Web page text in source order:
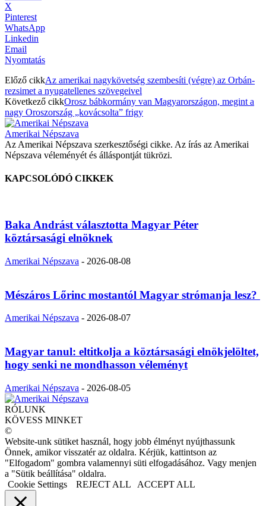
X
Pinterest
WhatsApp
Linkedin
Email
Nyomtatás
Előző cikkAz amerikai nagykövetség szembesíti (végre) az Orbán-
rezsimet a nyugatellenes szövegeivel
Következő cikkOrosz bábkormány van Magyarországon, megint a
nagy Oroszország „kovácsolta” frigy
Amerikai Népszava
Az Amerikai Népszava szerkesztőségi cikke. Az írás az Amerikai
Népszava véleményét és álláspontját tükrözi.
KAPCSOLÓDÓ CIKKEK
Baka Andrást választotta Magyar Péter
köztársasági elnöknek
Amerikai Népszava - 2026-08-08
Mészáros Lőrinc mostantól Magyar strómanja lesz?
Amerikai Népszava - 2026-08-07
Magyar tanul: eltitkolja a köztársasági elnökjelöltet,
hogy senki ne mondhasson véleményt
Amerikai Népszava - 2026-08-05
RÓLUNK
KÖVESS MINKET
©
Website-unk sütiket használ, hogy jobb élményt nyújthassunk
Önnek, amikor visszatér az oldalra. Kérjük, kattintson az
"Elfogadom" gombra valamennyi süti elfogadásához. Vagy menjen
a "Sütik beállítása" oldalra.
Cookie Settings
REJECT ALL ACCEPT ALL